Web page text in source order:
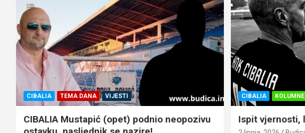
CIBALIA TEMA DANA VIJESTI
CIBALIA Mustapić (opet) podnio neopozivu
CIBALIA KOLUMNE
Ispit vjernosti,